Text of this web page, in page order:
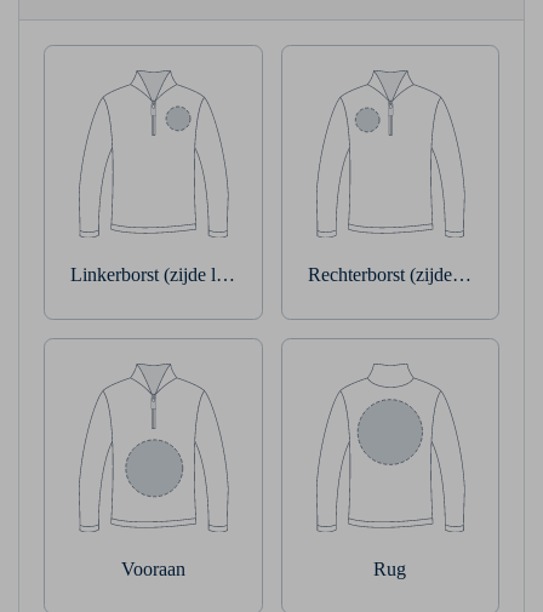
Linkerborst (zijde linkerarm) Rechterborst (zijde
Vooraan Rug